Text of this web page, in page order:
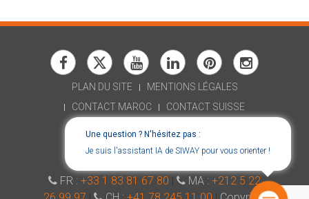
Une question ? N'hésitez pas :
Je suis l'assistant IA de SIWAY pour vous orienter !
PLAN DU SITE
MENTIONS LÉGALES
CONTACT MAROC
CONTACT SUISSE
DÉCLARATION D'ACCESSIBILITÉ
FR : +33 1 83 81 67 80 | MA : +212 5 22